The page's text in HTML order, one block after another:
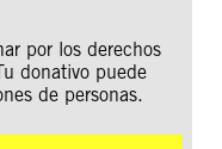
por los derechos
donativo puede
de personas.